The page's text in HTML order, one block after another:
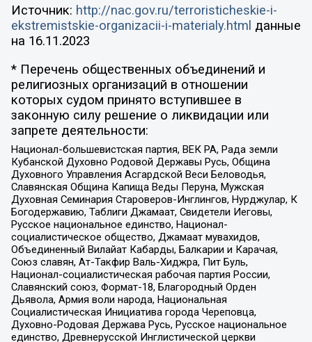
Источник: http://nac.gov.ru/terroristicheskie-i-
ekstremistskie-organizacii-i-materialy.html данные
на 16.11.2023
* Перечень общественных объединений и
религиозных организаций в отношении
которых судом принято вступившее в
законную силу решение о ликвидации или
запрете деятельности:
Национал-большевистская партия, ВЕК РА, Рада земли
Кубанской Духовно Родовой Державы Русь, Община
Духовного Управления Асгардской Веси Беловодья,
Славянская Община Капища Веды Перуна, Мужская
Духовная Семинария Староверов-Инглингов, Нурджулар, К
Богодержавию, Таблиги Джамаат, Свидетели Иеговы,
Русское национальное единство, Национал-
социалистическое общество, Джамаат мувахидов,
Объединенный Вилайат Кабарды, Балкарии и Карачая,
Союз славян, Ат-Такфир Валь-Хиджра, Пит Буль,
Национал-социалистическая рабочая партия России,
Славянский союз, Формат-18, Благородный Орден
Дьявола, Армия воли народа, Национальная
Социалистическая Инициатива города Череповца,
Духовно-Родовая Держава Русь, Русское национальное
единство, Древнерусской Инглистической церкви